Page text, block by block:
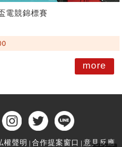
電競錦標賽
more
權聲明 合作提案窗口 意見反應